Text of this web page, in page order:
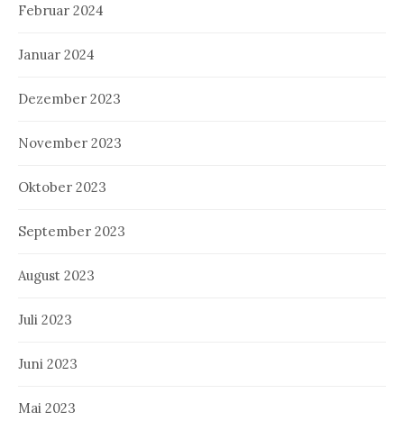
Februar 2024
Januar 2024
Dezember 2023
November 2023
Oktober 2023
September 2023
August 2023
Juli 2023
Juni 2023
Mai 2023